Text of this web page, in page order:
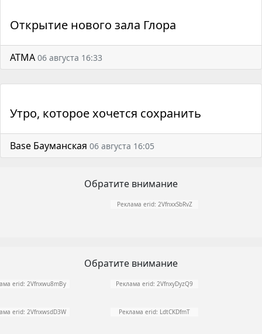
Открытие нового зала Глора
АТМА 06 августа 16:33
Утро, которое хочется сохранить
Base Бауманская 06 августа 16:05
Обратите внимание
Реклама erid: 2VfnxxSbRvZ
Обратите внимание
erid: 2Vfnxwu8mBy Реклама erid: 2VfnxyDyzQ9
erid: 2VfnxwsdD3W Реклама erid: LdtCKDfmT